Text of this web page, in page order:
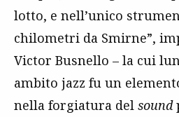
lotto, e nell’unico
chilometri da Smirne”,
Victor Busnello – la cui
ambito jazz fu un
nella forgiatura del sound